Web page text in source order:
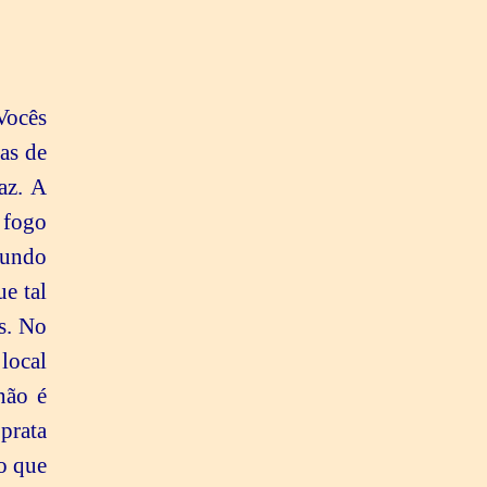
sabem que vocês têm de seguir Shiv Baba. O Pai diz: Lembrem-se de Mim e Eu prometo a vocês que Eu os levarei para o mundo puro. Não há outro jeito. Quando eles dizem “Ó, Purificador!”, a visão deles vai para cima ou então eles olham para a água. O Ganges não é o Purificador. Aquilo é só um rio que surgiu do oceano. É a sua cauda que eles deveriam segurar. O Pai diz: Vocês têm de se tornar puros e Me seguir, pois soment